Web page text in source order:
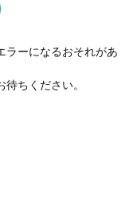
ラーになるおそれがあ
ちください。